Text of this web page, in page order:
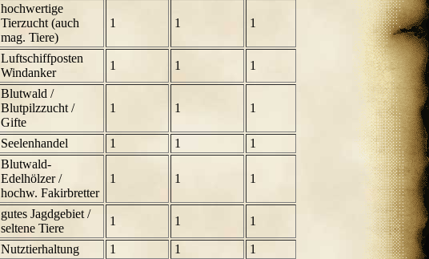
hochwertige
Tierzucht (auch
mag. Tiere)
1 1 1
Luftschiffposten
Windanker
1 1 1
Blutwald /
Blutpilzzucht /
Gifte
1 1 1
Seelenhandel 1 1 1
Blutwald-
Edelhölzer /
hochw. Fakirbretter
1 1 1
gutes Jagdgebiet /
seltene Tiere
1 1 1
Nutztierhaltung 1 1 1